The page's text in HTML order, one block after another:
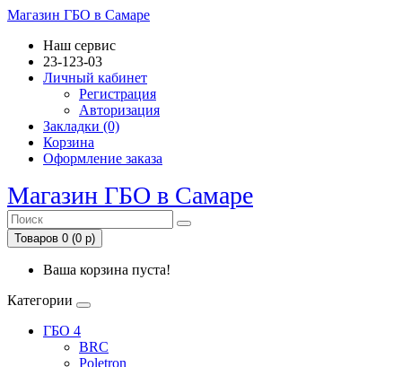
Магазин ГБО в Самаре
Наш сервис
23-123-03
Личный кабинет
Регистрация
Авторизация
Закладки (0)
Корзина
Оформление заказа
Магазин ГБО в Самаре
Товаров 0 (0 р)
Ваша корзина пуста!
Категории
ГБО 4
BRC
Poletron